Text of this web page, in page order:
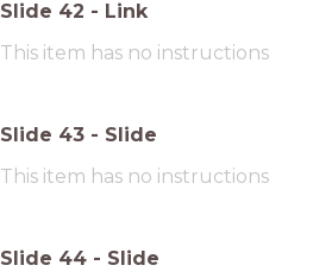
Slide 42 - Link
This item has no instructions
Slide 43 - Slide
This item has no instructions
Slide 44 - Slide